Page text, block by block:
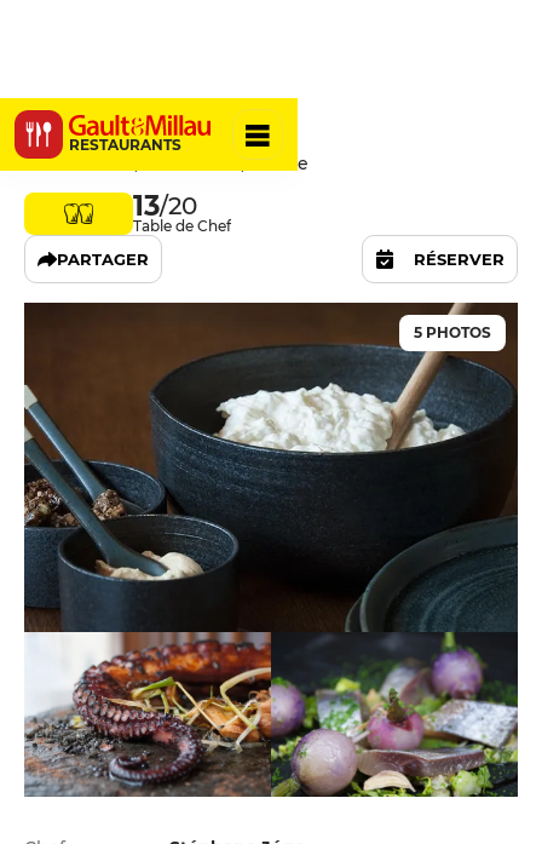
RESTAURANTS
L'Ami Jean
27 Rue Malar, 75007 Paris, France
13/20
Table de Chef
PARTAGER RÉSERVER
5 PHOTOS